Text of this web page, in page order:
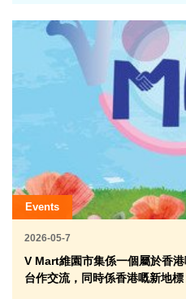
Events
2026-05-7
V Mart維園市集係一個屬於香
台作交流，同時係香港嘅新地標